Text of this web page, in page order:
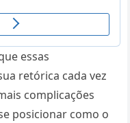
essas
retórica cada vez
complicações
posicionar como o